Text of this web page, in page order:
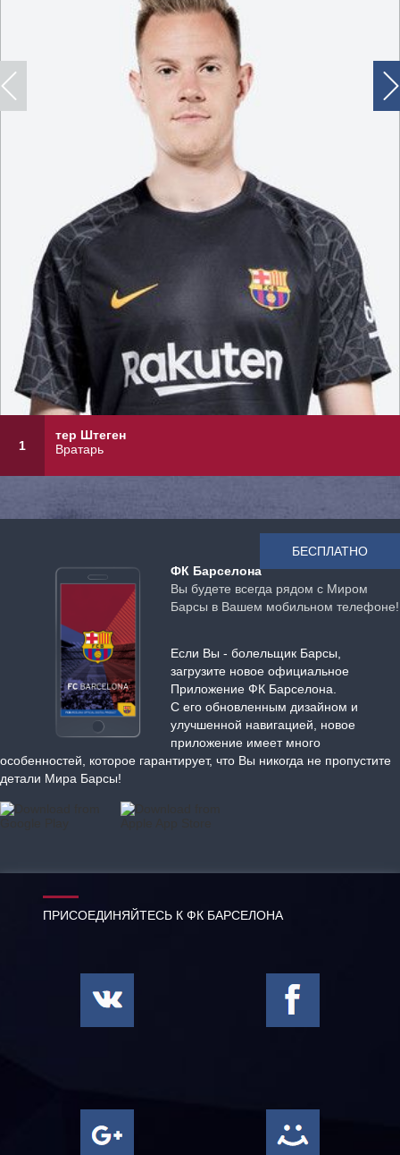
1
тер Штеген
Вратарь
ФК Барселона
Вы будете всегда рядом с Миром
Барсы в Вашем мобильном телефоне!
Если Вы - болельщик Барсы,
загрузите новое официальное
Приложение ФК Барселона.
С его обновленным дизайном и
улучшенной навигацией, новое
приложение имеет много
особенностей, которое гарантирует, что Вы никогда не пропустите
детали Мира Барсы!
БЕСПЛАТНО
ПРИСОЕДИНЯЙТЕСЬ К ФК БАРСЕЛОНА